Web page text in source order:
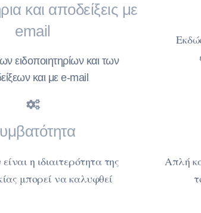
και αποδείξεις με
email
ειδοποιητηρίων και των
και με e-mail
η ιδιαιτερότητα της
μπορεί να καλυφθεί
Απλή